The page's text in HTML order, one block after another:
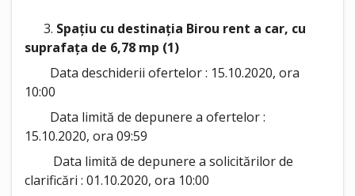
3. Spațiu cu destinația Birou rent a car, cu
suprafața de 6,78 mp (1)
Data deschiderii ofertelor : 15.10.2020, ora
10:00
Data limită de depunere a ofertelor :
15.10.2020, ora 09:59
Data limită de depunere a solicitărilor de
clarificări : 01.10.2020, ora 10:00